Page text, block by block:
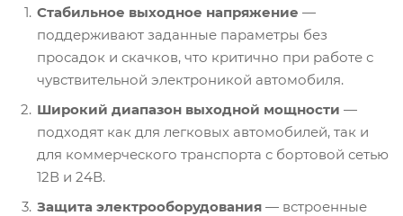
Стабильное выходное напряжение —
поддерживают заданные параметры без
просадок и скачков, что критично при работе с
чувствительной электроникой автомобиля.
Широкий диапазон выходной мощности —
подходят как для легковых автомобилей, так и
для коммерческого транспорта с бортовой сетью
12В и 24В.
Защита электрооборудования — встроенные